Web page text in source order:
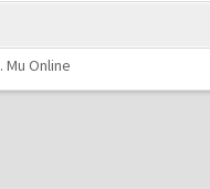
.Mu Online